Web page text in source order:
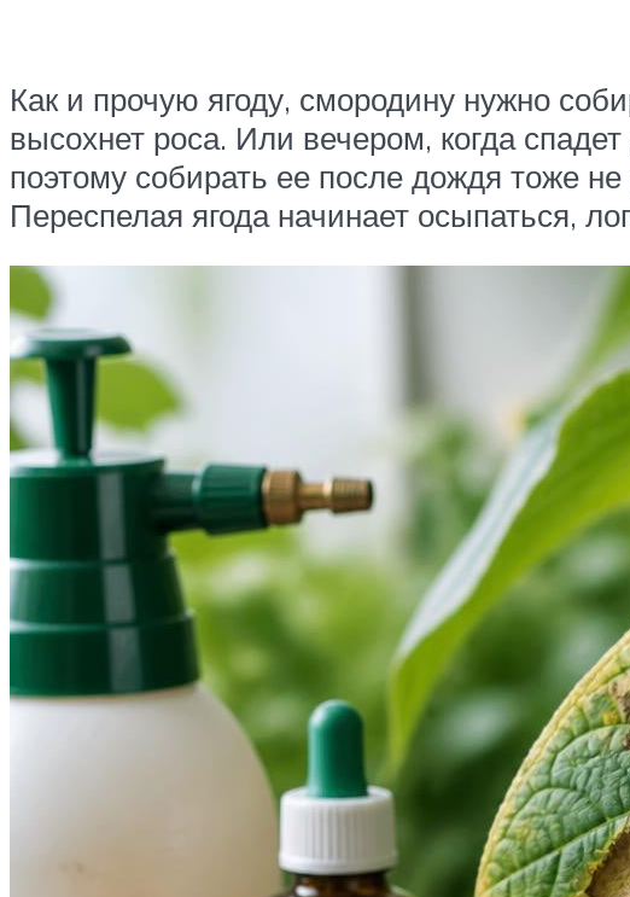
Как и прочую ягоду, смородину нужно
высохнет роса. Или вечером, когда
поэтому собирать ее после дождя тоже
Переспелая ягода начинает осыпаться,